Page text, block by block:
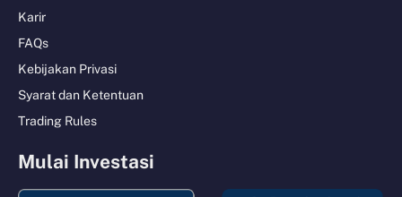
Karir
FAQs
Kebijakan Privasi
Syarat dan Ketentuan
Trading Rules
Mulai Investasi